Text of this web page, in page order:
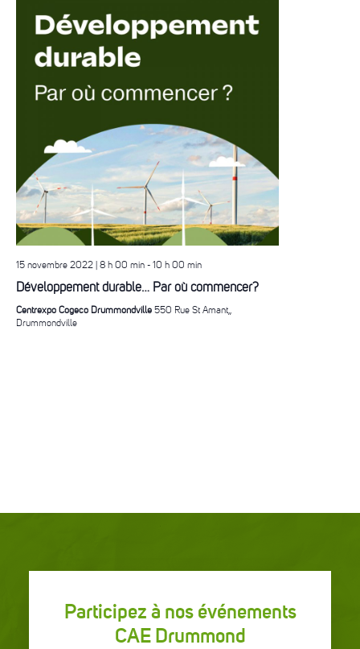
15 novembre 2022 | 8 h 00 min- 10 h 00 min
Développement durable… Par où commencer?
Centrexpo Cogeco Drummondville 550 Rue St Amant,,
Drummondville
Participez à nos événements
CAE Drummond